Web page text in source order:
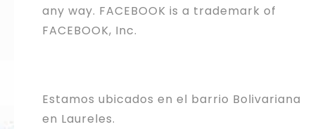
any way. FACEBOOK is a trademark of
FACEBOOK, Inc.
Estamos ubicados en el barrio Bolivariana
en Laureles.